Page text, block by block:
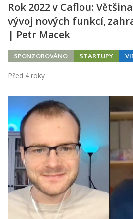
Rok 2022 v Caflou:
vývoj nových funkcí,
| Petr Macek
SPONZOROVÁNO STARTUPY
Před 4 roky